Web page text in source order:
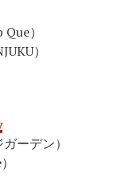
）
）
ーデン）